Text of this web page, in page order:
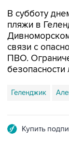
В субботу
пляжи в
связи с
ПВО.
Геленджик
Купить